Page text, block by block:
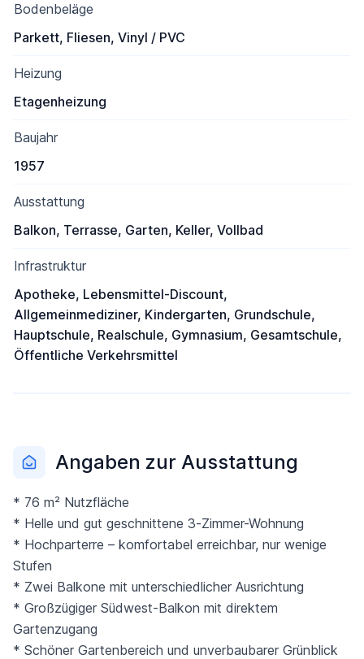
Bodenbeläge
Parkett, Fliesen, Vinyl / PVC
Heizung
Etagenheizung
Baujahr
1957
Ausstattung
Balkon, Terrasse, Garten, Keller, Vollbad
Infrastruktur
Apotheke, Lebensmittel-Discount,
Allgemeinmediziner, Kindergarten, Grundschule,
Hauptschule, Realschule, Gymnasium, Gesamtschule,
Öffentliche Verkehrsmittel
Angaben zur Ausstattung
* 76 m² Nutzfläche
* Helle und gut geschnittene 3-Zimmer-Wohnung
* Hochparterre – komfortabel erreichbar, nur wenige
Stufen
* Zwei Balkone mit unterschiedlicher Ausrichtung
* Großzügiger Südwest-Balkon mit direktem
Gartenzugang
* Schöner Gartenbereich und unverbaubarer Grünblick